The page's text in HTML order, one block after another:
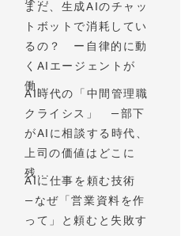
まだ、生成AIのチャッ
トボットで消耗してい
るの？ ー自律的に動
くAIエージェントが
働...
AI時代の「中間管理職
クライシス」 —部下
がAIに相談する時代、
上司の価値はどこに
残...
AIに仕事を頼む技術
—なぜ「営業資料を作
って」と頼むと失敗す